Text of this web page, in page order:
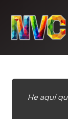
content
He aquí